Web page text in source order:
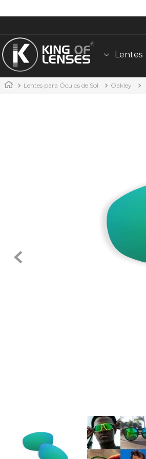
Lentes
Lentes para Óculos de Sol Oakley